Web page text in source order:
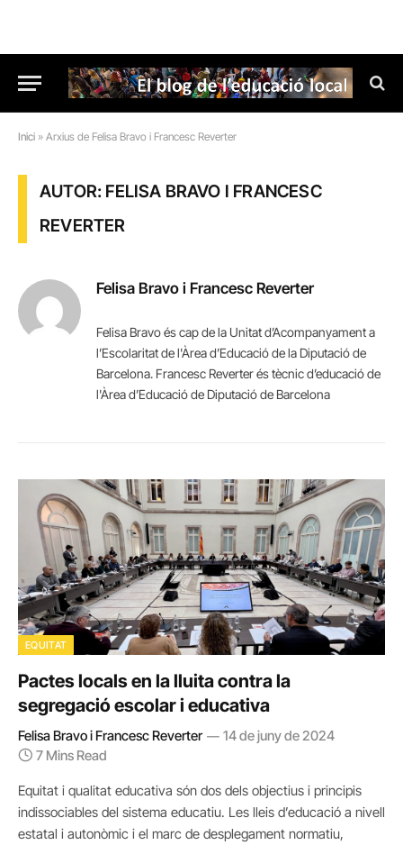
Inici » Arxius de Felisa Bravo i Francesc Reverter
AUTOR: FELISA BRAVO I FRANCESC
REVERTER
Felisa Bravo i Francesc Reverter
Felisa Bravo és cap de la Unitat d’Acompanyament a
l’Escolaritat de l'Àrea d’Educació de la Diputació de
Barcelona. Francesc Reverter és tècnic d’educació de
l'Àrea d’Educació de Diputació de Barcelona
EQUITAT
Pactes locals en la lluita contra la
segregació escolar i educativa
Felisa Bravo i Francesc Reverter
14 de juny de 2024
7 Mins Read
Equitat i qualitat educativa són dos dels objectius i principis
indissociables del sistema educatiu. Les lleis d’educació a nivell
estatal i autonòmic i el marc de desplegament normatiu,